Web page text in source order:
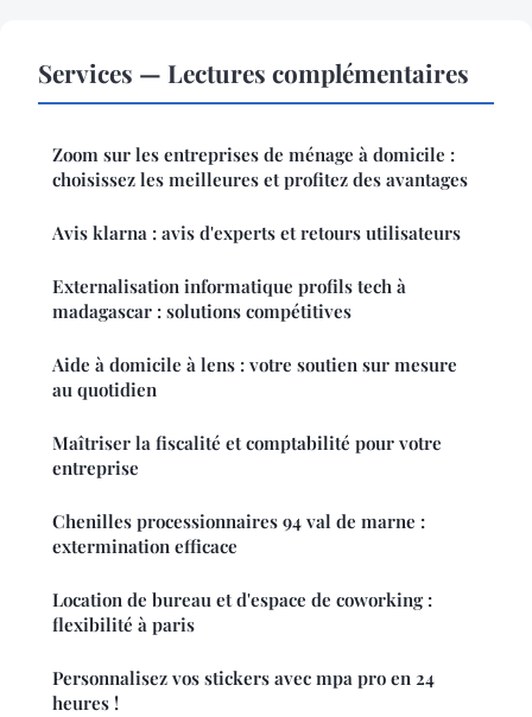
Services — Lectures complémentaires
Zoom sur les entreprises de ménage à domicile :
choisissez les meilleures et profitez des avantages
Avis klarna : avis d'experts et retours utilisateurs
Externalisation informatique profils tech à
madagascar : solutions compétitives
Aide à domicile à lens : votre soutien sur mesure
au quotidien
Maîtriser la fiscalité et comptabilité pour votre
entreprise
Chenilles processionnaires 94 val de marne :
extermination efficace
Location de bureau et d'espace de coworking :
flexibilité à paris
Personnalisez vos stickers avec mpa pro en 24
heures !